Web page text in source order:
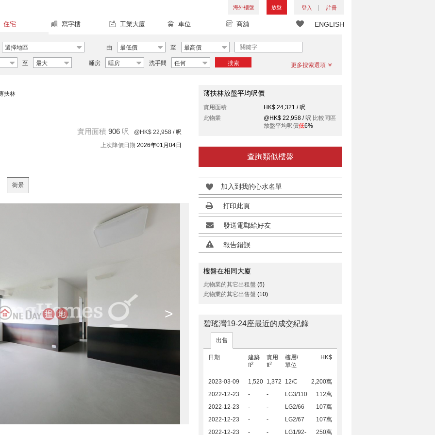
海外樓盤 放盤 登入 註冊
ENGLISH
住宅 寫字樓 工業大廈 車位 商舖
選擇地區 由 最低價 至 最高價
至 最大 睡房 睡房 洗手間 任何 搜索 更多搜索選項
扶林
實用面積 906 呎 @HK$ 22,958 / 呎
上次降價日期 2026年01月04日
街景
>
薄扶林放盤平均呎價
實用面積
HK$ 24,321 / 呎
此物業
@HK$ 22,958 / 呎 比較同區
放盤平均呎價低6%
查詢類似樓盤
加入到我的心水名單
打印此頁
發送電郵給好友
報告錯誤
樓盤在相同大廈
此物業的其它出租盤 (5)
此物業的其它出售盤 (10)
碧瑤灣19-24座最近的成交紀錄
出售
日期
建築
ft2
實用
ft2
樓層/
單位
HK$
2023-03-09 1,520 1,372 12/C
2,200萬
2022-12-23
- - LG3/110
112萬
2022-12-23
- - LG2/66
107萬
2022-12-23
- - LG2/67
107萬
2022-12-23
- - LG1/92- 250萬